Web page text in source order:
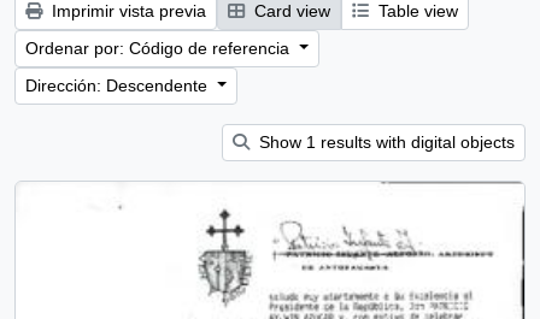
Imprimir vista previa Card view
Table view
Ordenar por: Código de referencia
Dirección: Descendente
Show 1 results with digital objects